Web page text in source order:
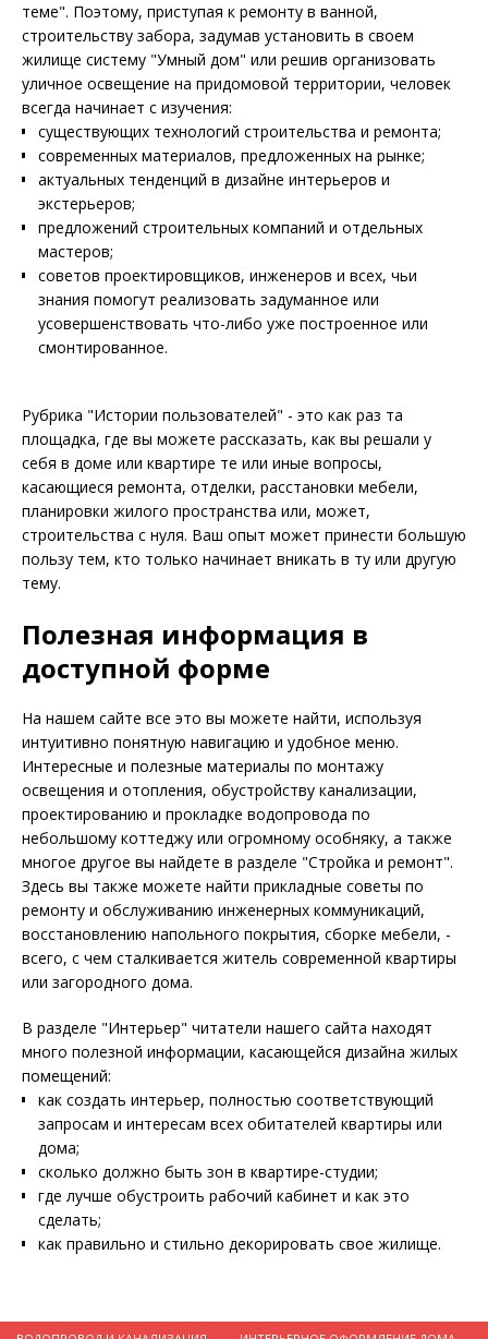
теме". Поэтому, приступая к ремонту в ванной,
строительству забора, задумав установить в своем
жилище систему "Умный дом" или решив организовать
уличное освещение на придомовой территории, человек
всегда начинает с изучения:
существующих технологий строительства и ремонта;
современных материалов, предложенных на рынке;
актуальных тенденций в дизайне интерьеров и
экстерьеров;
предложений строительных компаний и отдельных
мастеров;
советов проектировщиков, инженеров и всех, чьи
знания помогут реализовать задуманное или
усовершенствовать что-либо уже построенное или
смонтированное.
Рубрика "Истории пользователей" - это как раз та
площадка, где вы можете рассказать, как вы решали у
себя в доме или квартире те или иные вопросы,
касающиеся ремонта, отделки, расстановки мебели,
планировки жилого пространства или, может,
строительства с нуля. Ваш опыт может принести большую
пользу тем, кто только начинает вникать в ту или другую
тему.
Полезная информация в
доступной форме
На нашем сайте все это вы можете найти, используя
интуитивно понятную навигацию и удобное меню.
Интересные и полезные материалы по монтажу
освещения и отопления, обустройству канализации,
проектированию и прокладке водопровода по
небольшому коттеджу или огромному особняку, а также
многое другое вы найдете в разделе "Стройка и ремонт".
Здесь вы также можете найти прикладные советы по
ремонту и обслуживанию инженерных коммуникаций,
восстановлению напольного покрытия, сборке мебели, -
всего, с чем сталкивается житель современной квартиры
или загородного дома.
В разделе "Интерьер" читатели нашего сайта находят
много полезной информации, касающейся дизайна жилых
помещений:
как создать интерьер, полностью соответствующий
запросам и интересам всех обитателей квартиры или
дома;
сколько должно быть зон в квартире-студии;
где лучше обустроить рабочий кабинет и как это
сделать;
как правильно и стильно декорировать свое жилище.